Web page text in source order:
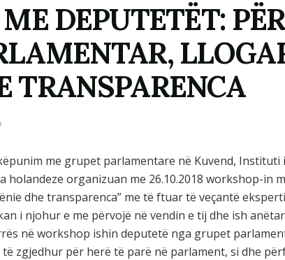
DEPUTETËT:
TRANSPARENCA
me grupet parlamentare në Kuvend, Instituti
holandeze organizuan me 26.10.2018 workshop-in
dhe transparenca” me të ftuar të veçantë
i njohur e me përvojë në vendin e tij dhe ish
në workshop ishin deputetë nga grupet
zgjedhur për herë të parë në parlament, si dhe